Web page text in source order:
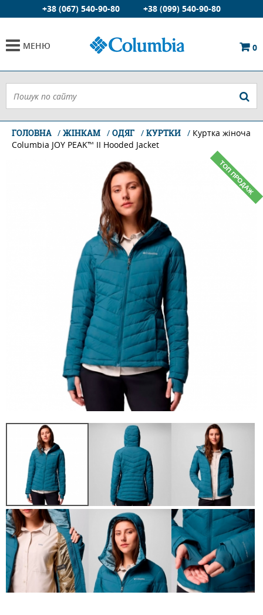
+38 (067) 540-90-80 +38 (099) 540-90-80
МЕНЮ 0
ГОЛОВНА ЖІНКАМ ОДЯГ КУРТКИ
Куртка жіноча
Columbia JOY PEAK™ II Hooded Jacket
ТОП ПРОДАЖ